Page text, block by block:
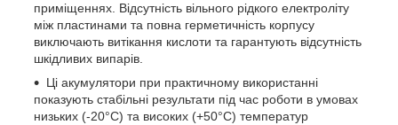
приміщеннях. Відсутність вільного рідкого електроліту
між пластинами та повна герметичність корпусу
виключають витікання кислоти та гарантують відсутність
шкідливих випарів.
Ці акумулятори при практичному використанні
показують стабільні результати під час роботи в умовах
низьких (-20°С) та високих (+50°С) температур